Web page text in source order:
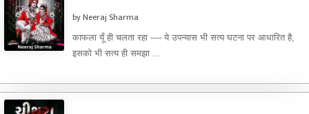
by Neeraj Sharma
काफला यूँ ही चलता रहा ---- ये उपन्यास भी सत्य घटना पर आधारित है,
इसको भी सत्य ही समझा ...